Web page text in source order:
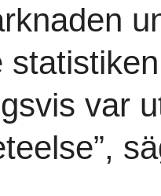
var